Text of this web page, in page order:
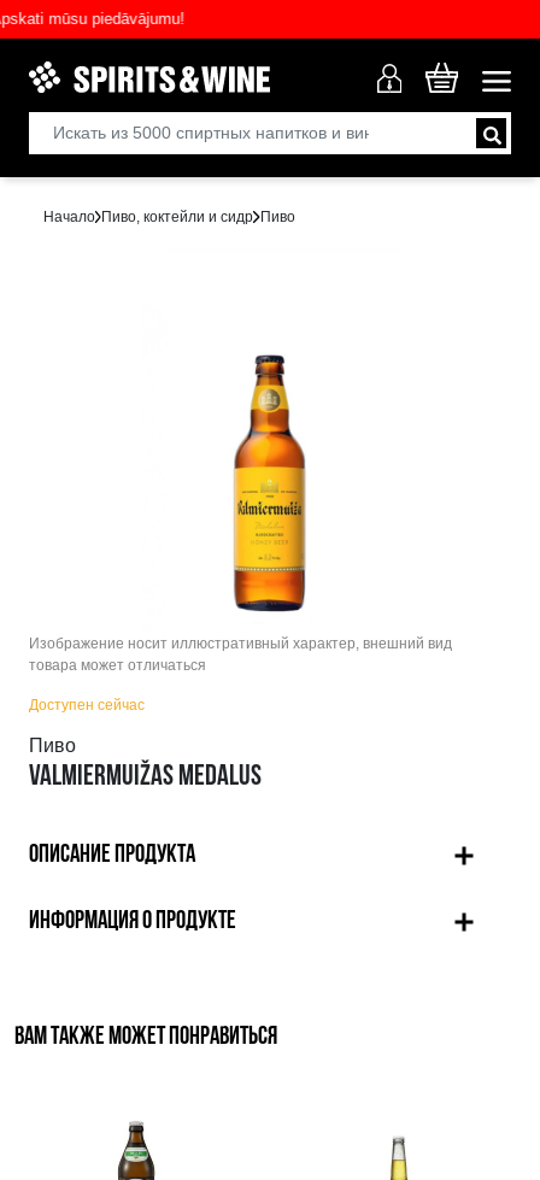
mūsu piedāvājumu!
Начало Пиво, коктейли и сидр Пиво
Изображение носит иллюстративный характер, внешний вид
товара может отличаться
Доступен сейчас
Пиво
VALMIERMUIŽAS MEDALUS
ОПИСАНИЕ ПРОДУКТА
ИНФОРМАЦИЯ О ПРОДУКТЕ
ВАМ ТАКЖЕ МОЖЕТ ПОНРАВИТЬСЯ